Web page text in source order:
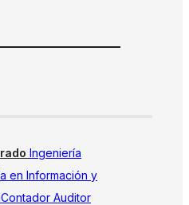
Ingeniería
en Información y
Contador Auditor